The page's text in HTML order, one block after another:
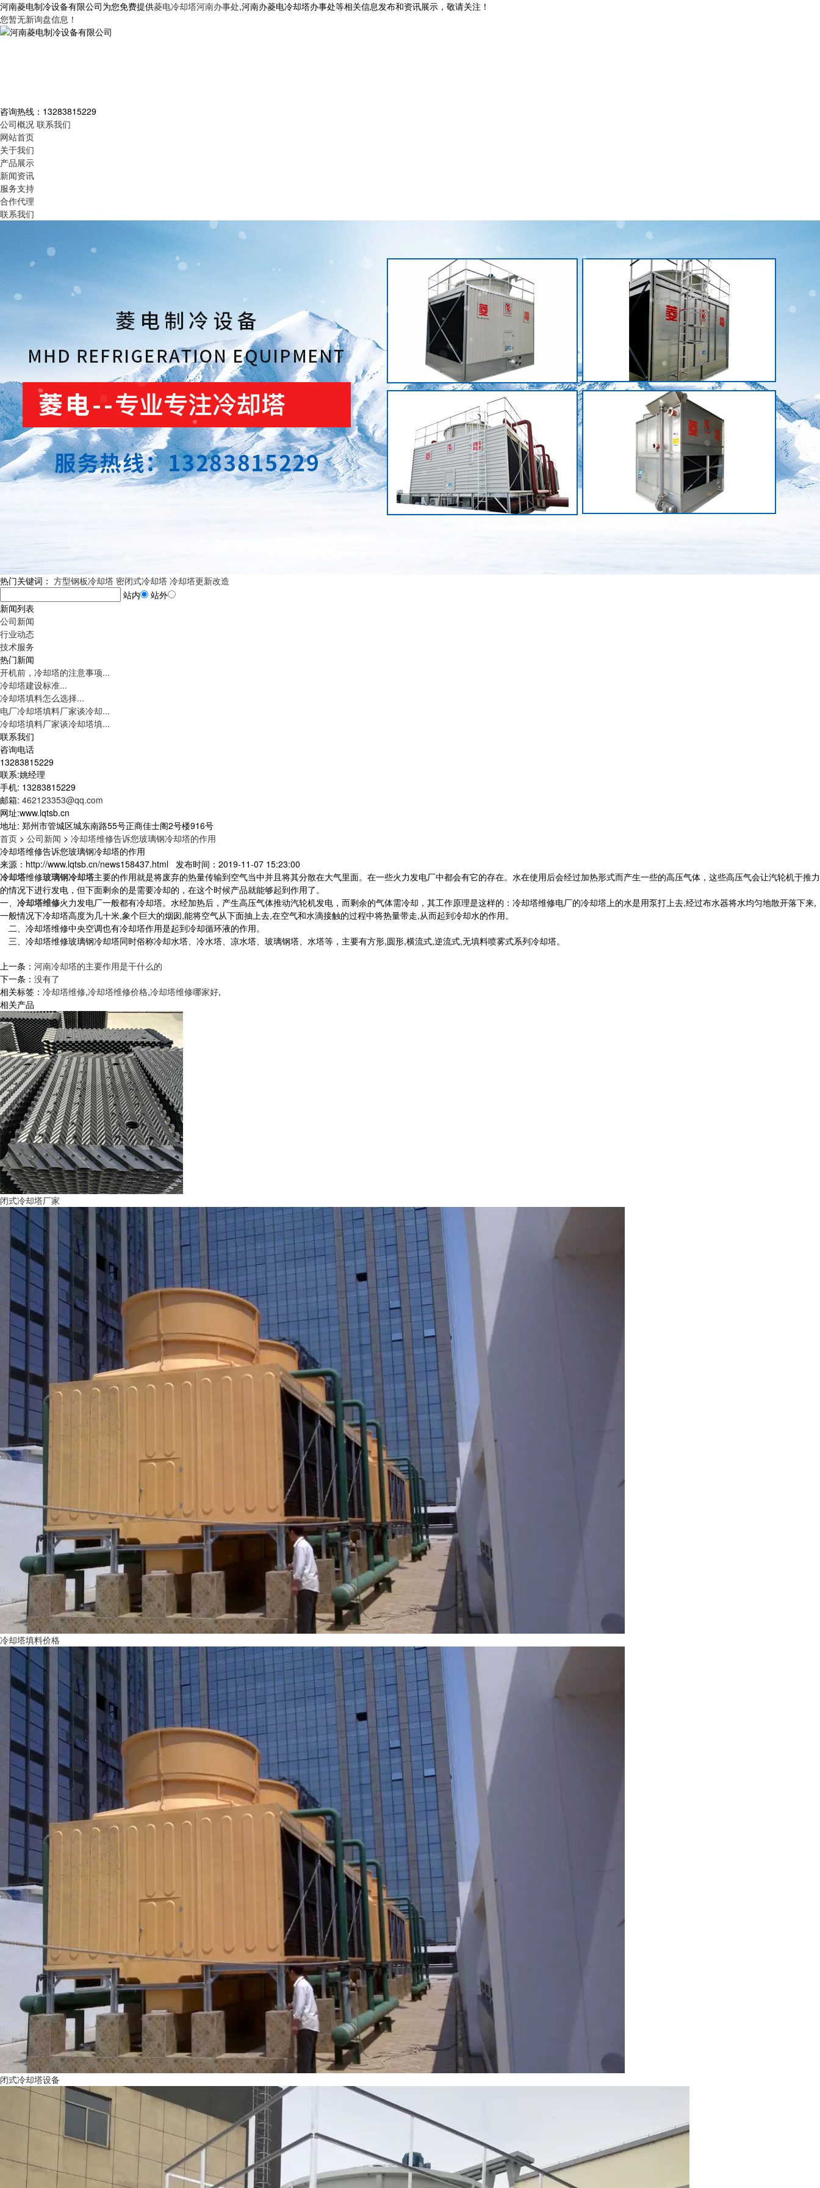
河南菱电制冷设备有限公司为您免费提供菱电冷却塔河南办事处,河南办菱电冷却塔办事处等相关信息发布和资讯展示，敬请关注！
您暂无新询盘信息！
咨询热线： 13283815229
公司概况 联系我们
网站首页
关于我们
产品展示
新闻资讯
服务支持
合作代理
联系我们
热门关键词： 方型钢板冷却塔 密闭式冷却塔 冷却塔更新改造
站内
站外
新闻列表
公司新闻
行业动态
技术服务
热门新闻
开机前，冷却塔的注意事项...
冷却塔建设标准...
冷却塔填料怎么选择...
电厂冷却塔填料厂家谈冷却...
冷却塔填料厂家谈冷却塔填...
联系我们
咨询电话
13283815229
联系:姚经理
手机: 13283815229
邮箱: 462123353@qq.com
网址:www.lqtsb.cn
地址: 郑州市管城区城东南路55号正商佳士阁2号楼916号
首页 > 公司新闻 > 冷却塔维修告诉您玻璃钢冷却塔的作用
冷却塔维修告诉您玻璃钢冷却塔的作用
来源：http://www.lqtsb.cn/news158437.html 发布时间：2019-11-07 15:23:00
冷却塔维修玻璃钢冷却塔主要的作用就是将废弃的热量传输到空气当中并且将其分散在大气里面。在一些火力发电厂中都会有它的存在。水在使用后会经过加热形式而产生一些的高压气体，这些高压气会让汽轮机于推力
的情况下进行发电，但下面剩余的是需要冷却的，在这个时候产品就能够起到作用了。
一、 冷却塔维修火力发电厂一般都有冷却塔。水经加热后，产生高压气体推动汽轮机发电，而剩余的气体需冷却，其工作原理是这样的：冷却塔维修电厂的冷却塔上的水是用泵打上去,经过布水器将水均匀地散开落下来,
一般情况下冷却塔高度为几十米,象个巨大的烟囱,能将空气从下面抽上去,在空气和水滴接触的过程中将热量带走,从而起到冷却水的作用。
二、冷却塔维修中央空调也有冷却塔作用是起到冷却循环液的作用。
三、冷却塔维修玻璃钢冷却塔同时俗称冷却水塔、冷水塔、凉水塔、玻璃钢塔、水塔等，主要有方形,圆形,横流式,逆流式,无填料喷雾式系列冷却塔。
上一条： 河南冷却塔的主要作用是干什么的
下一条： 没有了
相关标签： 冷却塔维修,冷却塔维修价格,冷却塔维修哪家好,
相关产品
闭式冷却塔厂家
冷却塔填料价格
闭式冷却塔设备